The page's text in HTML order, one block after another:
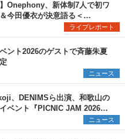
】Onephony、新体制7人で初ワ
今田優衣が決意語る＜
Oneman Live はじまりの夏
ライブレポート
ント2026のゲストで斉藤朱夏
ニュース
、DENIMSら出演、和歌山の
ベント『PICNIC JAM 2026』
始
ニュース